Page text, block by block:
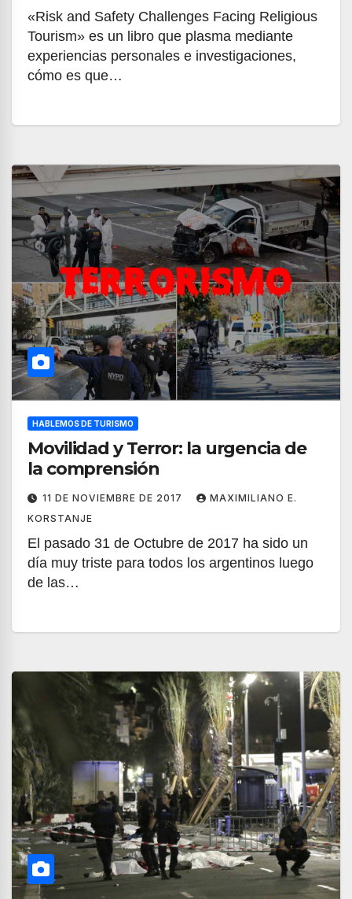
«Risk and Safety Challenges Facing Religious
Tourism» es un libro que plasma mediante
experiencias personales e investigaciones,
cómo es que…
HABLEMOS DE TURISMO
Movilidad y Terror: la urgencia de
la comprensión
11 DE NOVIEMBRE DE 2017
MAXIMILIANO E.
KORSTANJE
El pasado 31 de Octubre de 2017 ha sido un
día muy triste para todos los argentinos luego
de las…